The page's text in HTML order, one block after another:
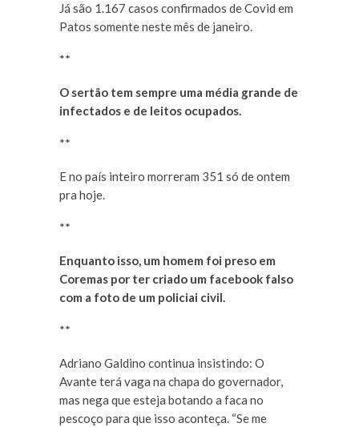
Já são 1.167 casos confirmados de Covid em
Patos somente neste mês de janeiro.
**
O sertão tem sempre uma média grande de
infectados e de leitos ocupados.
**
E no país inteiro morreram 351 só de ontem
pra hoje.
**
Enquanto isso, um homem foi preso em
Coremas por ter criado um facebook falso
com a foto de um policiai civil.
**
Adriano Galdino continua insistindo: O
Avante terá vaga na chapa do governador,
mas nega que esteja botando a faca no
pescoço para que isso aconteça. “Se me